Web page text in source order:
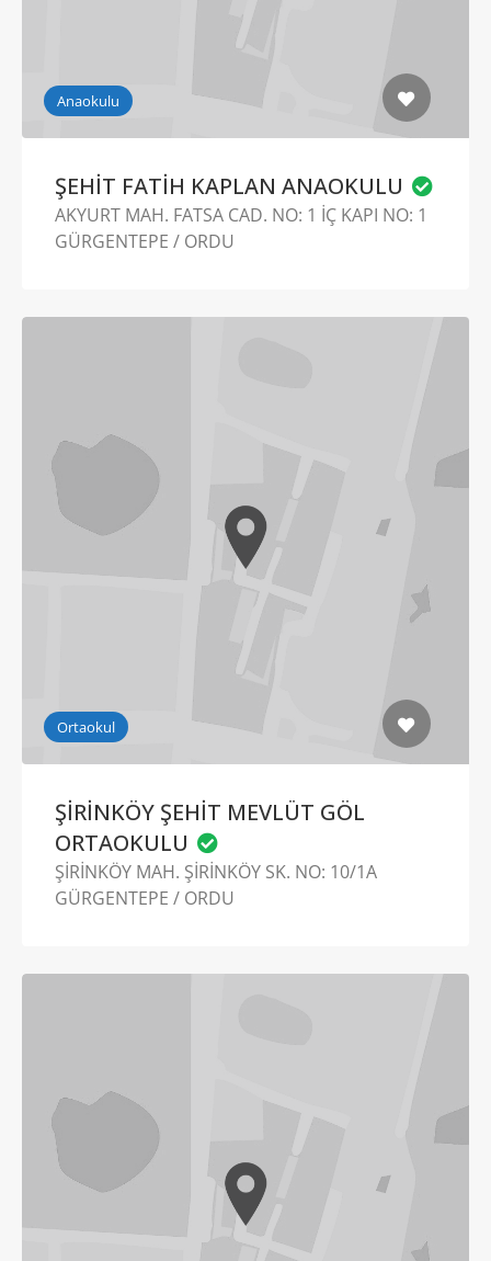
Anaokulu
ŞEHİT FATİH KAPLAN ANAOKULU
AKYURT MAH. FATSA CAD. NO: 1 İÇ KAPI NO: 1
GÜRGENTEPE / ORDU
Ortaokul
ŞİRİNKÖY ŞEHİT MEVLÜT GÖL
ORTAOKULU
ŞİRİNKÖY MAH. ŞİRİNKÖY SK. NO: 10/1A
GÜRGENTEPE / ORDU